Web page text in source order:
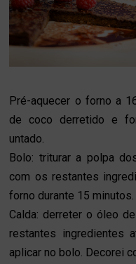
Pré-aquecer o forno a
de coco derretido e
untado.
Bolo: triturar a polpa
com os restantes
forno durante 15
Calda: derreter o óleo
restantes ingredientes
aplicar no bolo. Decorei